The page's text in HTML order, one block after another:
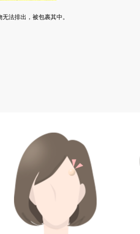
法排出，被包裹其中。